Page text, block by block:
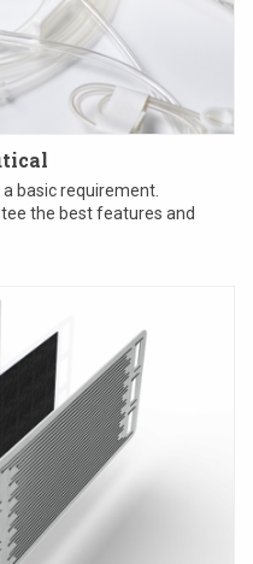
basic requirement.
the best features and